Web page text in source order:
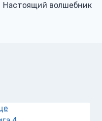
Настоящий волшебник